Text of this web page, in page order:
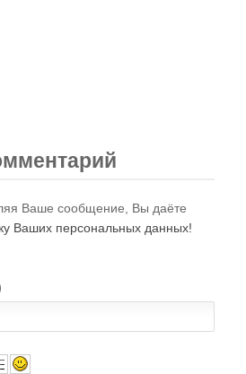
Ваше сообщение, Вы даёте
Ваших персональных данных!